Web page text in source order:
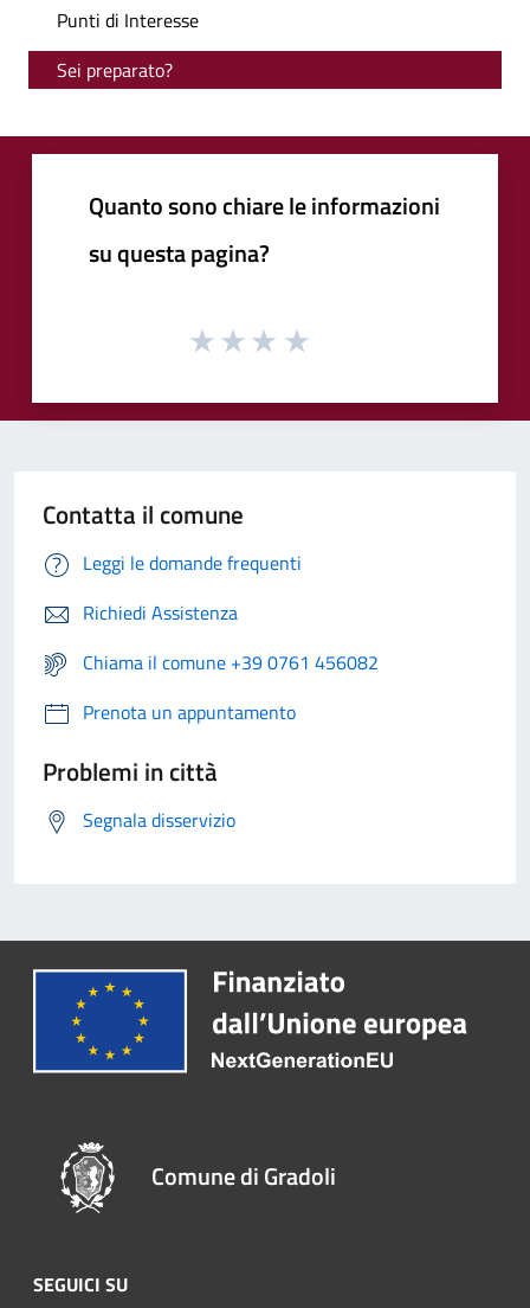
Punti di Interesse
Sei preparato?
Quanto sono chiare le informazioni
su questa pagina?
Contatta il comune
Leggi le domande frequenti
Richiedi Assistenza
Chiama il comune +39 0761 456082
Prenota un appuntamento
Problemi in città
Segnala disservizio
Comune di Gradoli
SEGUICI SU